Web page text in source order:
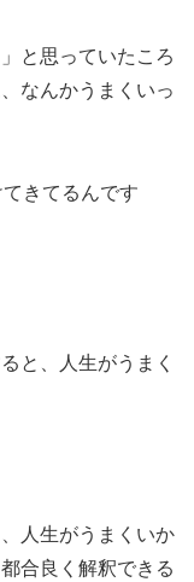
と思っていたころ
なんかうまくいっ
きてるんです
と、人生がうまく
人生がうまくいか
合良く解釈できる